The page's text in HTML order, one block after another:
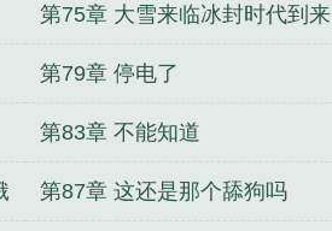
第75章 大雪来临冰封时代到来
第79章 停电了
第83章 不能知道
第87章 这还是那个舔狗吗